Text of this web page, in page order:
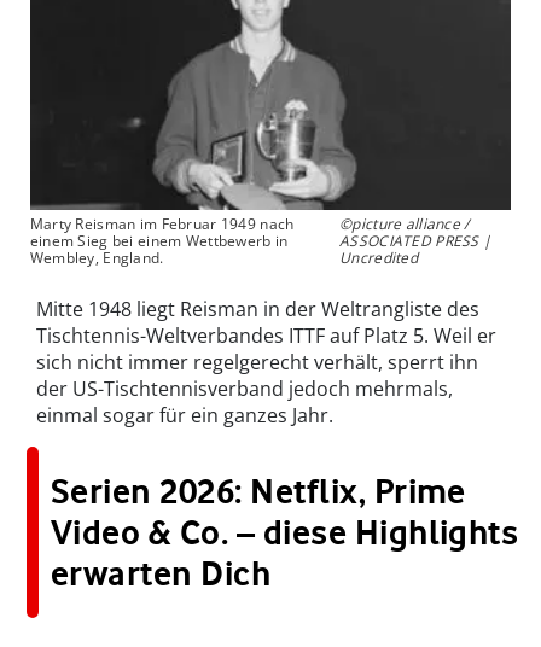
Marty Reisman im Februar 1949 nach
einem Sieg bei einem Wettbewerb in
Wembley, England.
©picture alliance /
ASSOCIATED PRESS |
Uncredited
Mitte 1948 liegt Reisman in der Weltrangliste des
Tischtennis-Weltverbandes ITTF auf Platz 5. Weil er
sich nicht immer regelgerecht verhält, sperrt ihn
der US-Tischtennisverband jedoch mehrmals,
einmal sogar für ein ganzes Jahr.
Serien 2026: Netflix, Prime
Video & Co. – diese Highlights
erwarten Dich